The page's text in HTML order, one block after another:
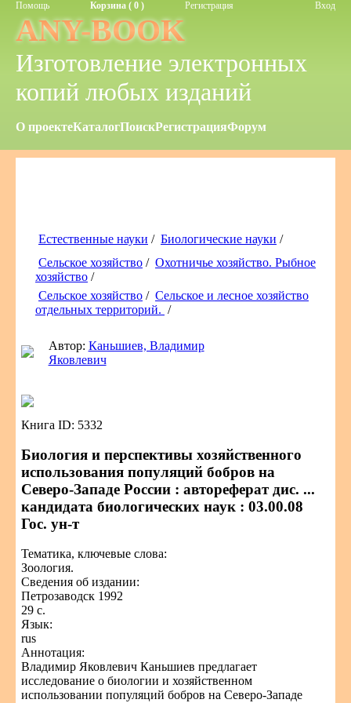
Помощь Корзина ( 0 ) Регистрация Вход
ANY-BOOK
Изготовление электронных
копий любых изданий
О проектеКаталогПоискРегистрацияФорум
Естественные науки / Биологические науки /
Сельское хозяйство / Охотничье хозяйство. Рыбное
хозяйство /
Сельское хозяйство / Сельское и лесное хозяйство
отдельных территорий. /
Автор: Каньшиев, Владимир
Яковлевич
Книга ID: 5332
Биология и перспективы хозяйственного
использования популяций бобров на
Северо-Западе России : автореферат дис. ...
кандидата биологических наук : 03.00.08
Гос. ун-т
Тематика, ключевые слова:
Зоология.
Сведения об издании:
Петрозаводск 1992
29 с.
Язык:
rus
Аннотация:
Владимир Яковлевич Каньшиев предлагает
исследование о биологии и хозяйственном
использовании популяций бобров на Северо-Западе